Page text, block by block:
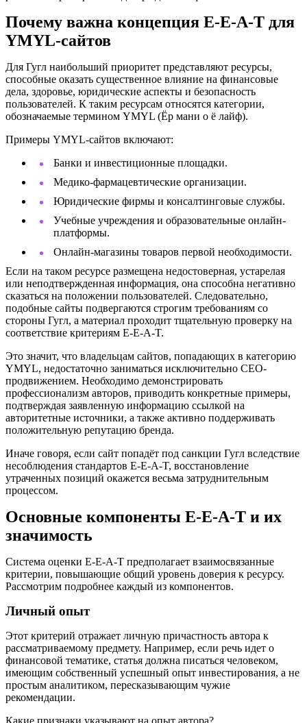
Почему важна концепция E-E-A-T для
YMYL-сайтов
Для Гугл наибольший приоритет представляют ресурсы,
способные оказать существенное влияние на финансовые
дела, здоровье, юридические аспекты и безопасность
пользователей. К таким ресурсам относятся категории,
обозначаемые термином YMYL (Ёр мани о ё лайф).
Примеры YMYL-сайтов включают:
Банки и инвестиционные площадки.
Медико-фармацевтические организации.
Юридические фирмы и консалтинговые службы.
Учебные учреждения и образовательные онлайн-
платформы.
Онлайн-магазины товаров первой необходимости.
Если на таком ресурсе размещена недостоверная, устарелая
или неподтвержденная информация, она способна негативно
сказаться на положении пользователей. Следовательно,
подобные сайты подвергаются строгим требованиям со
стороны Гугл, а материал проходит тщательную проверку на
соответствие критериям E-E-A-T.
Это значит, что владельцам сайтов, попадающих в категорию
YMYL, недостаточно заниматься исключительно СЕО-
продвижением. Необходимо демонстрировать
профессионализм авторов, приводить конкретные примеры,
подтверждая заявленную информацию ссылкой на
авторитетные источники, а также активно поддерживать
положительную репутацию бренда.
Иначе говоря, если сайт попадёт под санкции Гугл вследствие
несоблюдения стандартов E-E-A-T, восстановление
утраченных позиций окажется весьма затруднительным
процессом.
Основные компоненты E-E-A-T и их
значимость
Система оценки E-E-A-T предполагает взаимосвязанные
критерии, повышающие общий уровень доверия к ресурсу.
Рассмотрим подробнее каждый из компонентов.
Личный опыт
Этот критерий отражает личную причастность автора к
рассматриваемому предмету. Например, если речь идет о
финансовой тематике, статья должна писаться человеком,
имеющим собственный успешный опыт инвестирования, а не
простым аналитиком, пересказывающим чужие
рекомендации.
Какие признаки указывают на опыт автора?